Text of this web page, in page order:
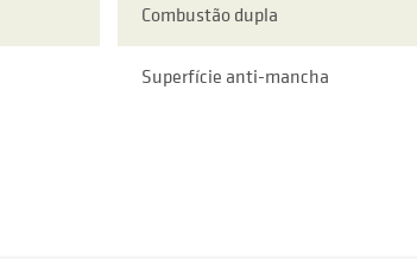
Combustão dupla
Superfície anti-mancha